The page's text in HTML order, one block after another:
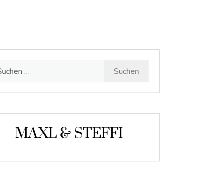
MAXL & STEFFI